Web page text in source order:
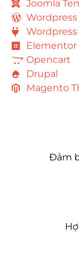
Joomla
Elementor
Opencart
Drupal
Magento
Đảm